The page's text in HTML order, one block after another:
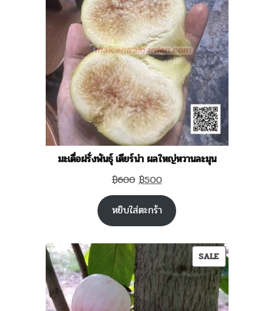
SALE
มะเดื่อฝรั่งพันธุ์ เดียร์น่า ผลใหญ่หวานละมุน
฿600 Original
price
was:
฿600.
฿500Current
price
is:
฿500.
หยิบใส่ตะกร้า
SALEPRODUCT
ON
SALE